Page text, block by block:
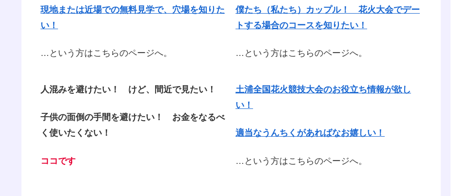
現地または近場での無料見学で、穴場を知りた
い！
…という方はこちらのページへ。
僕たち（私たち）カップル！ 花火大会でデー
トする場合のコースを知りたい！
…という方はこちらのページへ。
人混みを避けたい！ けど、間近で見たい！
子供の面倒の手間を避けたい！ お金をなるべ
く使いたくない！
ココです
土浦全国花火競技大会のお役立ち情報が欲し
い！
適当なうんちくがあればなお嬉しい！
…という方はこちらのページへ。